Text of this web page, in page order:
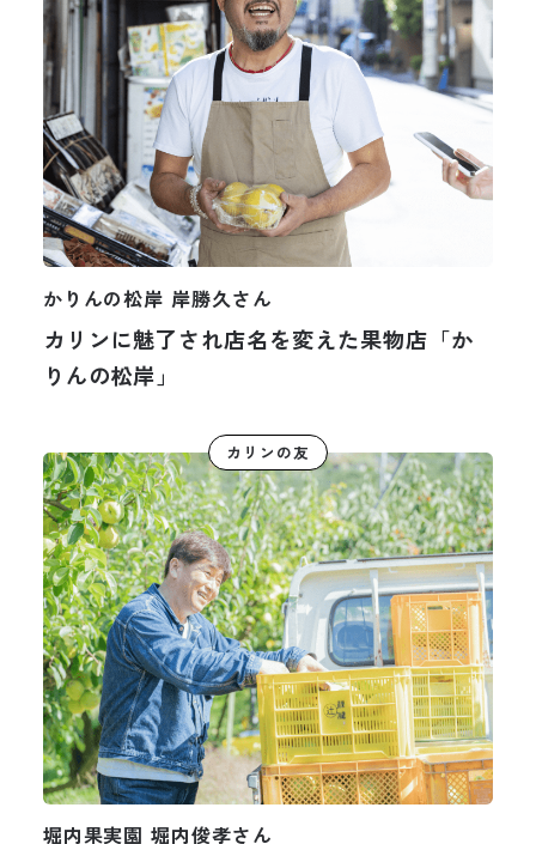
かりんの松岸 岸勝久さん
カリンに魅了され店名を変えた果物店「か
りんの松岸」
カリンの友
堀内果実園 堀内俊孝さん